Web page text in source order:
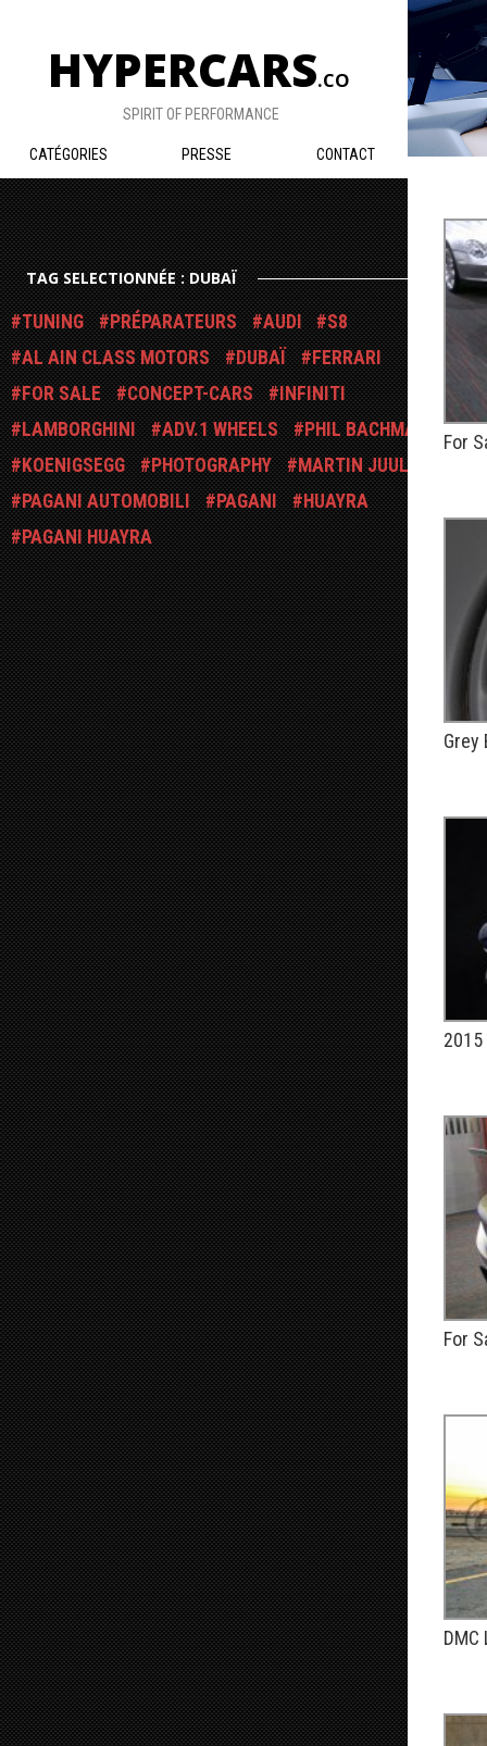
HYPERCARS.CO
SPIRIT OF PERFORMANCE
CATÉGORIES PRESSE CONTACT
TAG SELECTIONNÉE : DUBAÏ
TUNING PRÉPARATEURS AUDI
S8
AL AIN CLASS MOTORS
DUBAÏ
FERRARI
FOR SALE
CONCEPT-CARS
INFINITI
LAMBORGHINI
ADV.1 WHEELS
PHIL BACHMAN
KOENIGSEGG
PHOTOGRAPHY
MARTIN JUUL
PAGANI AUTOMOBILI
PAGANI
HUAYRA
PAGANI HUAYRA
For
Grey
For